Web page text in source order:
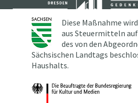
Diese Maßnahme
aus Steuermitteln
des von den
Sächsischen Landtags
Haushalts.